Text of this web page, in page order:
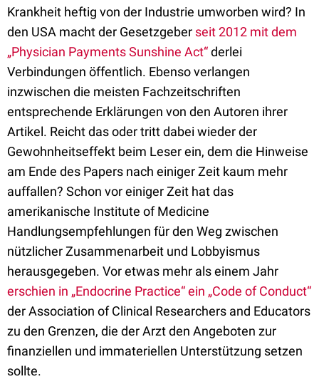
Krankheit heftig von der Industrie umworben wird? In
den USA macht der Gesetzgeber seit 2012 mit dem
„Physician Payments Sunshine Act“derlei
Verbindungen öffentlich. Ebenso verlangen
inzwischen die meisten Fachzeitschriften
entsprechende Erklärungen von den Autoren ihrer
Artikel. Reicht das oder tritt dabei wieder der
Gewohnheitseffekt beim Leser ein, dem die Hinweise
am Ende des Papers nach einiger Zeit kaum mehr
auffallen? Schon vor einiger Zeit hat das
amerikanische Institute of Medicine
Handlungsempfehlungen für den Weg zwischen
nützlicher Zusammenarbeit und Lobbyismus
herausgegeben. Vor etwas mehr als einem Jahr
erschien in „Endocrine Practice“ ein „Code of Conduct“
der Association of Clinical Researchers and Educators
zu den Grenzen, die der Arzt den Angeboten zur
finanziellen und immateriellen Unterstützung setzen
sollte.